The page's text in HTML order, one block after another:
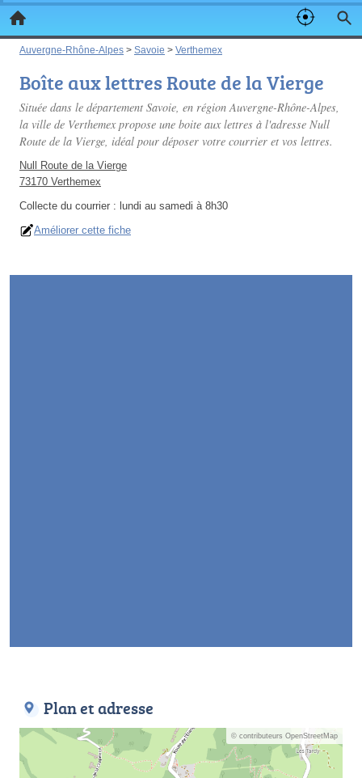
Auvergne-Rhône-Alpes > Savoie > Verthemex
Boîte aux lettres Route de la Vierge
Située dans le département Savoie, en région Auvergne-Rhône-Alpes,
la ville de Verthemex propose une boite aux lettres à l'adresse Null
Route de la Vierge, idéal pour déposer votre courrier et vos lettres.
Null Route de la Vierge
73170 Verthemex
Collecte du courrier : lundi au samedi à 8h30
Améliorer cette fiche
Plan et adresse
© contributeurs OpenStreetMap